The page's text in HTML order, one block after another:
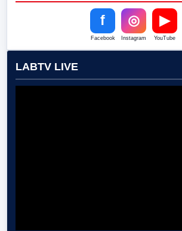
f
Facebook
◎
Instagram
▶
YouTube
LABTV LIVE